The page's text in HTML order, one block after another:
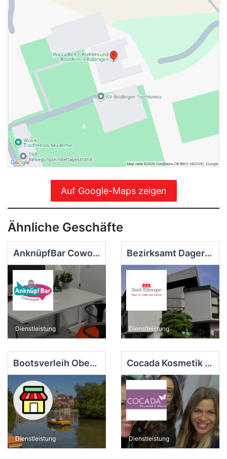
Auf Google-Maps zeigen
Ähnliche Geschäfte
AnknüpfBar Coworking
Dienstleistung
Bezirksamt Dagersheim
Dienstleistung
Bootsverleih Oberer See Böblingen
Dienstleistung
Cocada Kosmetik & Waxes
Dienstleistung